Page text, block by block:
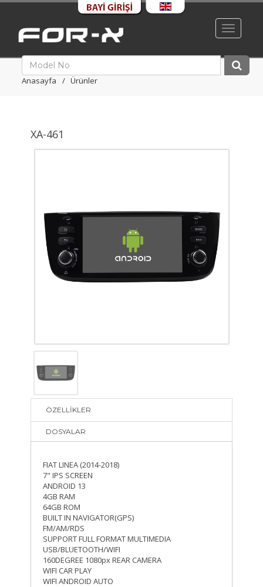
Toggle
Anasayfa Ürünler
XA-461
ÖZELLİKLER
DOSYALAR
FIAT LINEA (2014-2018)
7" IPS SCREEN
ANDROID 13
4GB RAM
64GB ROM
BUILT IN NAVIGATOR(GPS)
FM/AM/RDS
SUPPORT FULL FORMAT MULTIMEDIA
USB/BLUETOOTH/WIFI
160DEGREE 1080px REAR CAMERA
WIFI CAR PLAY
WIFI ANDROID AUTO